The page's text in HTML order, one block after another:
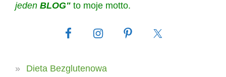
jeden BLOG" to moje motto.
Dieta Bezglutenowa